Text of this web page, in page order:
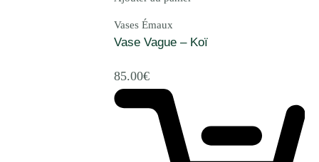
Vases Émaux
Vase Vague – Koï
85.00€